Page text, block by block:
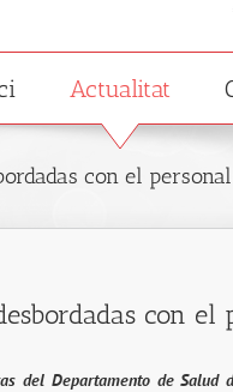
Actualitat
con el
con el
del Departamento de